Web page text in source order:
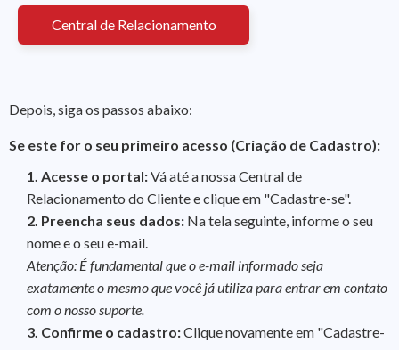
Central de Relacionamento
Depois, siga os passos abaixo:
Se este for o seu primeiro acesso (Criação de Cadastro):
1. Acesse o portal:Vá até a nossa Central de
Relacionamento do Cliente e clique em "Cadastre-se".
2. Preencha seus dados: Na tela seguinte, informe o seu
nome e o seu e-mail.
Atenção: É fundamental que o e-mail informado seja
exatamente o mesmo que você já utiliza para entrar em contato
com o nosso suporte.
3. Confirme o cadastro:Clique novamente em "Cadastre-